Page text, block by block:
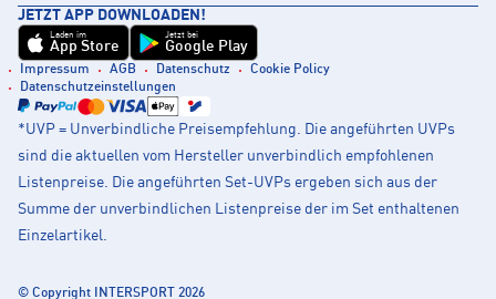
JETZT APP DOWNLOADEN!
Laden im
App Store
Jetzt bei
Google Play
Impressum AGB Datenschutz
Cookie Policy
Datenschutzeinstellungen
*UVP = Unverbindliche Preisempfehlung. Die angeführten UVPs
sind die aktuellen vom Hersteller unverbindlich empfohlenen
Listenpreise. Die angeführten Set-UVPs ergeben sich aus der
Summe der unverbindlichen Listenpreise der im Set enthaltenen
Einzelartikel.
© Copyright INTERSPORT 2026